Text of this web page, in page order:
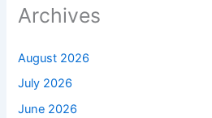
Archives
August 2026
July 2026
June 2026